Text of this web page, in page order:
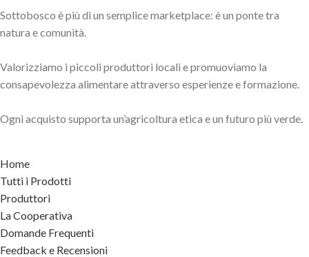
Sottobosco è più di un semplice marketplace: è un ponte tra
natura e comunità.
Valorizziamo i piccoli produttori locali e promuoviamo la
consapevolezza alimentare attraverso esperienze e formazione.
Ogni acquisto supporta un’agricoltura etica e un futuro più verde.
Home
Tutti i Prodotti
Produttori
La Cooperativa
Domande Frequenti
Feedback e Recensioni